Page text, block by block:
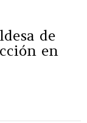
de
en